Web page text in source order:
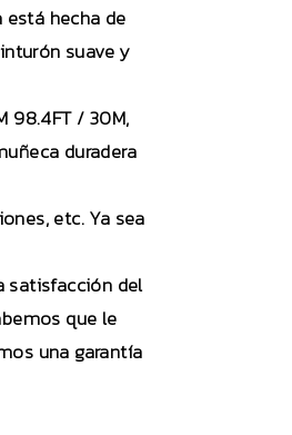
hecha de
suave y
98.4FT / 30M,
duradera
etc. Ya sea
satisfacción del
que le
una garantía